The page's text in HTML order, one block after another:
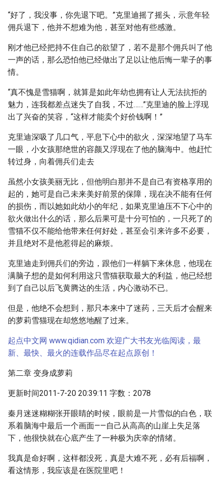
“好了，我没事，你先退下吧。”克里迪摇了摇头，示意年轻
佣兵退下，他并不想难为他，甚至对他有些感激。
刚才他已经把持不住自己的欲望了，若不是那个佣兵叫了他
一声的话，那么恐怕他已经做出了足以让他后悔一辈子的事
情。
“真不愧是雪猫啊，就算是如此年幼也拥有让人无法抗拒的
魅力，连我都差点迷失了自我，不过……”克里迪的脸上浮现
出了兴奋的笑容，“这样才能卖个好价钱啊！”
克里迪深吸了几口气，平息下心中的欲火，深深地望了马车
一眼，小女孩那绝世的容颜又浮现在了他的脑海中。他赶忙
转过身，向着佣兵们走去
虽然小女孩美丽无比，但他明白那并不是自己有资格享用的
起的，她可是自己未来美好前景的保障，现在决不能有任何
的损伤，而以她如此幼小的年纪，如果克里迪压不下心中的
欲火做出什么的话，那么后果可是十分可怕的，一只死了的
雪猫不仅不能给他带来任何好处，甚至会引来许多不必要，
并且绝对不是他惹得起的麻烦。
克里迪走到佣兵们的旁边，跟他们一样躺下来休息，他现在
满脑子想的是如何利用这只雪猫获取最大的利益，他已经想
到了自己以后飞黄腾达的生活，内心激动不已。
但是，他绝不会想到，那只本来中了迷药，三天后才会醒来
的萝莉雪猫现在却悠悠地醒了过来。
起点中文网 www.qidian.com 欢迎广大书友光临阅读，最
新、最快、最火的连载作品尽在起点原创！
第二章 变身成萝莉
更新时间2011-7-20 20:39:11 字数：2078
秦月迷迷糊糊张开眼睛的时候，眼前是一片雪似的白色，联
系着脑海中最后一个画面——自己从高高的山崖上失足落
下，他很快就在心底产生了一种极为庆幸的情绪。
我真是命好啊，这样都没死，真是大难不死，必有后福啊，
看这情形，我应该是在医院里吧！